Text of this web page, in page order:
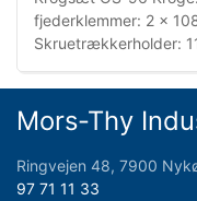
fjederklemmer: 2 x
Skruetrækkerholder:
Mors-Thy
Ringvejen 48, 7900
97 71 11 33